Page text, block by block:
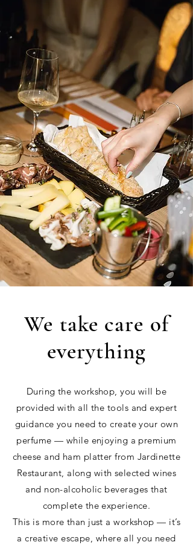
We take care of
everything
During the workshop, you will be
provided with all the tools and expert
guidance you need to create your own
perfume — while enjoying a premium
cheese and ham platter from Jardinette
Restaurant, along with selected wines
and non-alcoholic beverages that
complete the experience.
This is more than just a workshop — it’s
a creative escape, where all you need